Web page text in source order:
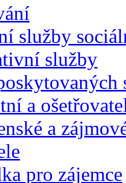
služby
služby
a
a
pro zájemce